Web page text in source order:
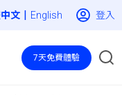
| English 登入
7天免費體驗